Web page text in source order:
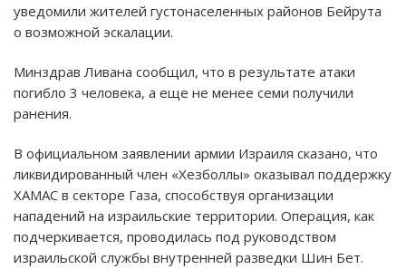
уведомили жителей густонаселенных районов Бейрута
о возможной эскалации.
Минздрав Ливана сообщил, что в результате атаки
погибло 3 человека, а еще не менее семи получили
ранения.
В официальном заявлении армии Израиля сказано, что
ликвидированный член «Хезболлы» оказывал поддержку
ХАМАС в секторе Газа, способствуя организации
нападений на израильские территории. Операция, как
подчеркивается, проводилась под руководством
израильской службы внутренней разведки Шин Бет.